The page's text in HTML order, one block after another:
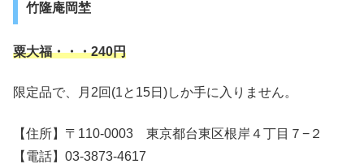
竹隆庵岡埜
粟大福・・・240円
限定品で、月2回(1と15日)しか手に入りません。
【住所】〒110-0003 東京都台東区根岸４丁目７−２
【電話】03-3873-4617